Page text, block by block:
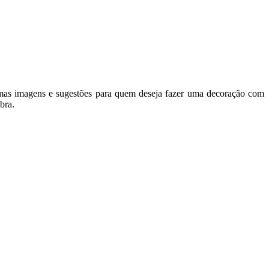
imagens e sugestões para quem deseja fazer uma decoração com